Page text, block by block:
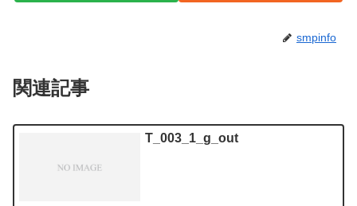
smpinfo
関連記事
T_003_1_g_out